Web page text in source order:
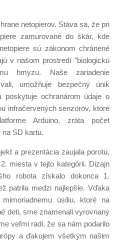
netopierov. Stáva sa, že pri
zamurované do škár, kde
sú zákonom chránené
v našom prostredí ”biologickú
hmyzu. Naše zariadenie
umožňuje bezpečný únik
ochranárom údaje o
infračervených senzorov, ktoré
Arduino, zráta počet
na SD kartu.
a prezentácia zaujala porotu,
miesta v tejto kategórii. Dizajn
robota získalo dokonca 1.
patrila medzi najlepšie. Vďaka
úsiliu, ktoré na
deti, sme znamenali vyrovnaný
veľmi radi, že sa nám podarilo
a ďakujem všetkým našim